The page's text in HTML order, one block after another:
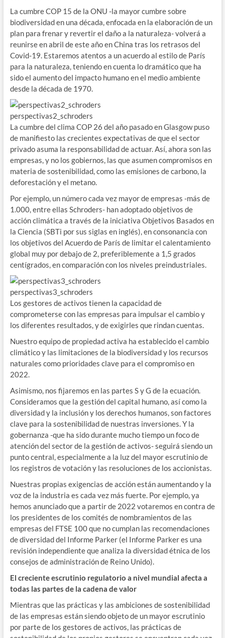
La cumbre COP 15 de la ONU -la mayor cumbre sobre
biodiversidad en una década, enfocada en la elaboración de un
plan para frenar y revertir el daño a la naturaleza- volverá a
reunirse en abril de este año en China tras los retrasos del
Covid-19. Estaremos atentos a un acuerdo al estilo de París
para la naturaleza, teniendo en cuenta lo dramático que ha
sido el aumento del impacto humano en el medio ambiente
desde la década de 1970.
perspectivas2_schroders
La cumbre del clima COP 26 del año pasado en Glasgow puso
de manifiesto las crecientes expectativas de que el sector
privado asuma la responsabilidad de actuar. Así, ahora son las
empresas, y no los gobiernos, las que asumen compromisos en
materia de sostenibilidad, como las emisiones de carbono, la
deforestación y el metano.
Por ejemplo, un número cada vez mayor de empresas -más de
1.000, entre ellas Schroders- han adoptado objetivos de
acción climática a través de la iniciativa Objetivos Basados en
la Ciencia (SBTi por sus siglas en inglés), en consonancia con
los objetivos del Acuerdo de París de limitar el calentamiento
global muy por debajo de 2, preferiblemente a 1,5 grados
centígrados, en comparación con los niveles preindustriales.
perspectivas3_schroders
Los gestores de activos tienen la capacidad de
comprometerse con las empresas para impulsar el cambio y
los diferentes resultados, y de exigirles que rindan cuentas.
Nuestro equipo de propiedad activa ha establecido el cambio
climático y las limitaciones de la biodiversidad y los recursos
naturales como prioridades clave para el compromiso en
2022.
Asimismo, nos fijaremos en las partes S y G de la ecuación.
Consideramos que la gestión del capital humano, así como la
diversidad y la inclusión y los derechos humanos, son factores
clave para la sostenibilidad de nuestras inversiones. Y la
gobernanza -que ha sido durante mucho tiempo un foco de
atención del sector de la gestión de activos- seguirá siendo un
punto central, especialmente a la luz del mayor escrutinio de
los registros de votación y las resoluciones de los accionistas.
Nuestras propias exigencias de acción están aumentando y la
voz de la industria es cada vez más fuerte. Por ejemplo, ya
hemos anunciado que a partir de 2022 votaremos en contra de
los presidentes de los comités de nombramientos de las
empresas del FTSE 100 que no cumplan las recomendaciones
de diversidad del Informe Parker (el Informe Parker es una
revisión independiente que analiza la diversidad étnica de los
consejos de administración de Reino Unido).
El creciente escrutinio regulatorio a nivel mundial afecta a
todas las partes de la cadena de valor
Mientras que las prácticas y las ambiciones de sostenibilidad
de las empresas están siendo objeto de un mayor escrutinio
por parte de los gestores de activos, las prácticas de